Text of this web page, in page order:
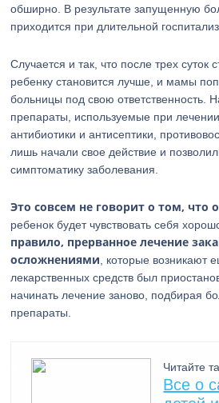
обширно. В результате запущенную
приходится при длительной
Случается и так, что после трех суток
ребенку становится лучше, и мамы
больницы под свою ответственность.
препараты, используемые при
антибиотики и антисептики,
лишь начали свое действие и
симптоматику заболевания.
Это совсем не говорит о том, что
ребенок будет чувствовать себя
правило, прерванное лечение
осложнениями , которые возникают
лекарственных средств был
начинать лечение заново, подбирая
препараты.
Читайте
Все о